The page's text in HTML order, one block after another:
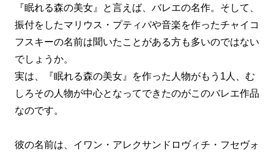
『眠れる森の美女』と言えば、バレエの名作。そして、
振付をしたマリウス・プティパや音楽を作ったチャイコ
フスキーの名前は聞いたことがある方も多いのではない
でしょうか。
実は、『眠れる森の美女』を作った人物がもう1人、む
しろその人物が中心となってできたのがこのバレエ作品
なのです。
彼の名前は、イワン・アレクサンドロヴィチ・フセヴォ